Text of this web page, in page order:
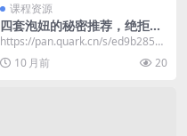
课程资源
四套泡妞的秘密推荐，绝拒社
交恐惧症
https://pan.quark.cn/s/ed9b285e2
d59​
10 月前 20